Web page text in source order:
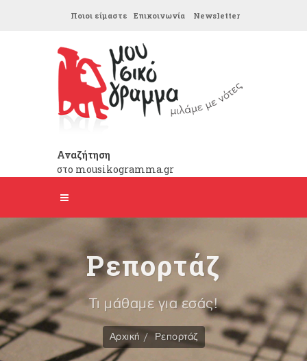
Ποιοι είμαστε Επικοινωνία Newsletter
Αναζήτηση
στο mousikogramma.gr
Ρεπορτάζ
Τι μάθαμε για εσάς!
Αρχική Ρεπορτάζ